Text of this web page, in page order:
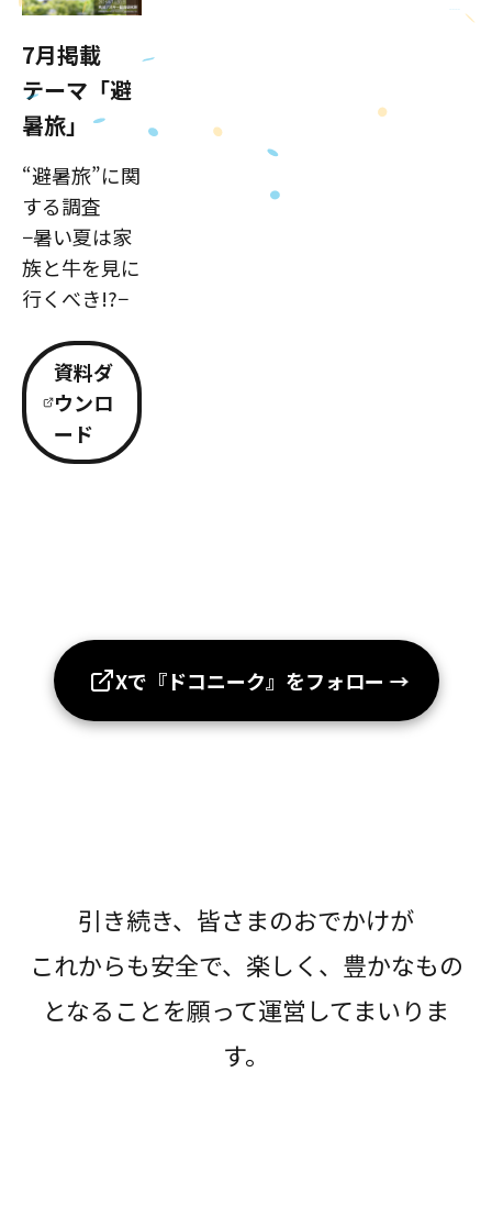
7月掲載
テーマ「避
暑旅」
“避暑旅”に関
する調査
−暑い夏は家
族と牛を見に
行くべき!?−
資料ダ
ウンロ
ード
Xで『ドコニーク』をフォロー →
引き続き、皆さまのおでかけが
これからも安全で、楽しく、豊かなもの
となることを願って運営してまいりま
す。